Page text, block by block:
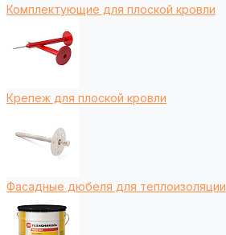
Комплектующие для плоской кровли
Крепеж для плоской кровли
Фасадные дюбеля для теплоизоляции